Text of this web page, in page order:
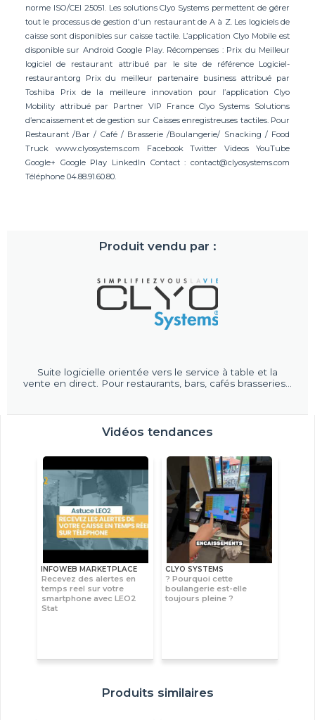
norme ISO/CEI 25051. Les solutions Clyo Systems permettent de gérer
tout le processus de gestion d'un restaurant de A à Z. Les logiciels de
caisse sont disponibles sur caisse tactile. L’application Clyo Mobile est
disponible sur Android Google Play. Récompenses : Prix du Meilleur
logiciel de restaurant attribué par le site de référence Logiciel-
restaurant.org Prix du meilleur partenaire business attribué par
Toshiba Prix de la meilleure innovation pour l’application Clyo
Mobility attribué par Partner VIP France Clyo Systems Solutions
d’encaissement et de gestion sur Caisses enregistreuses tactiles. Pour
Restaurant /Bar / Café / Brasserie /Boulangerie/ Snacking / Food
Truck www.clyosystems.com Facebook Twitter Videos YouTube
Google+ Google Play LinkedIn Contact :contact@clyosystems.com
Téléphone 04.88.91.60.80.
Produit vendu par :
Suite logicielle orientée vers le service à table et la
vente en direct. Pour restaurants, bars, cafés brasseries...
Vidéos tendances
INFOWEB MARKETPLACE
Recevez des alertes en
temps reel sur votre
smartphone avec LEO2
Stat
CLYO SYSTEMS
? Pourquoi cette
boulangerie est-elle
toujours pleine ?
Produits similaires